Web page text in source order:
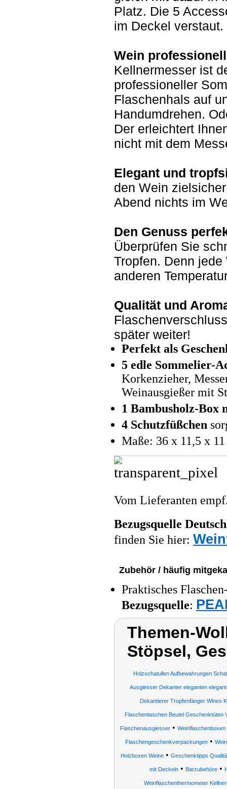
Platz. Die 5
im Deckel verstaut.
Wein
Kellnermesser ist
professioneller
Flaschenhals auf
Handumdrehen.
Der erleichtert
nicht mit dem
Elegant und
den Wein
Abend nichts im
Den Genuss
Überprüfen Sie
Tropfen. Denn
anderen
Qualität und
später weiter!
Perfekt als
5 edle Sommelier-
Korkenzieher,
Weinausgießer mit
1 Bambusholz-
4 Schutzfüßchen
Maße: 36 x 11,5 x
Vom Lieferanten
Bezugsquelle
finden Sie hier:
Zubehör / häufig
Praktisches
Bezugsquelle:
Themen-
Stöpsel,
Holzschatullen Aufbewahrungen
Ausgiesser Dekanter eleganten
Dekantierer Tropfenfänger Wines
Flaschentaschen Beutel Geschenktüten
Flaschenausgiesser• Weinflaschenboxen
Flaschengeschenkverpackungen •
Holzboxen Weine• Geschenktipps
mit Deckeln• Barzubehöre•
Weinflaschenthermometer